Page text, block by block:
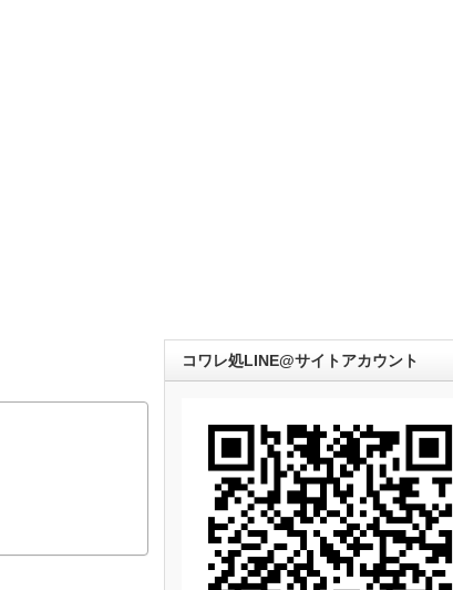
コワレ処LINE@サイトアカウント